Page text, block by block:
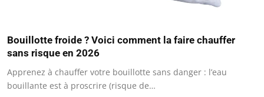
Bouillotte froide ? Voici comment la faire chauffer
sans risque en 2026
Apprenez à chauffer votre bouillotte sans danger : l’eau
bouillante est à proscrire (risque de…